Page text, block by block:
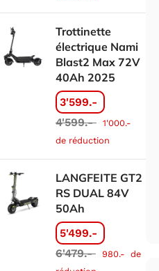
Trottinette
électrique Nami
Blast2 Max 72V
40Ah 2025
3'599.-
4'599.- 1'000.-
de réduction
LANGFEITE GT2
RS DUAL 84V
50Ah
5'499.-
6'479.-
980.- de